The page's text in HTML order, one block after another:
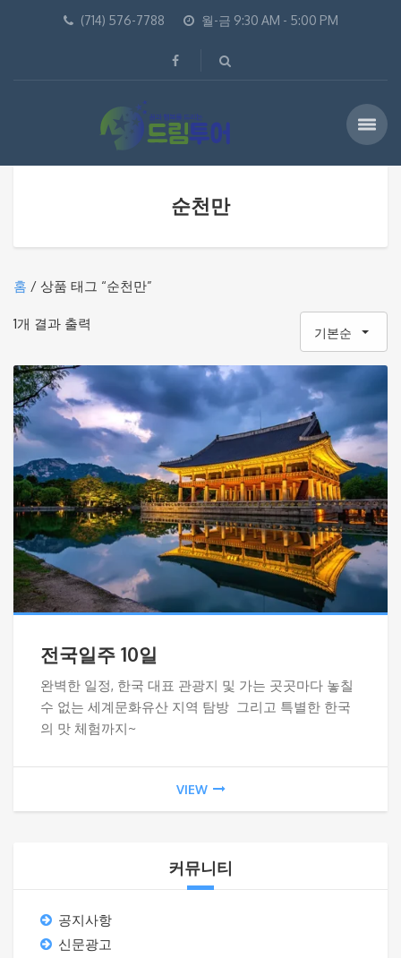
(714) 576-7788 월-금 9:30 AM - 5:00 PM
순천만
홈 / 상품 태그 “순천만”
1개 결과 출력
기본순
전국일주 10일
완벽한 일정, 한국 대표 관광지 및 가는 곳곳마다 놓칠
수 없는 세계문화유산 지역 탐방 그리고 특별한 한국
의 맛 체험까지~
VIEW
커뮤니티
공지사항
신문광고